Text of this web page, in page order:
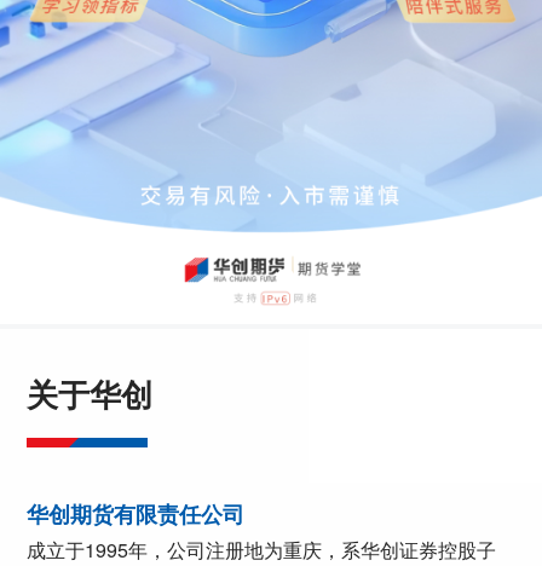
关于华创
华创期货有限责任公司
成立于1995年，公司注册地为重庆，系华创证券控股子